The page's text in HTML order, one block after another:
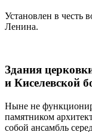
Установлен в честь
Ленина.
Здания
и Киселевской
Ныне не
памятником
собой ансамбль